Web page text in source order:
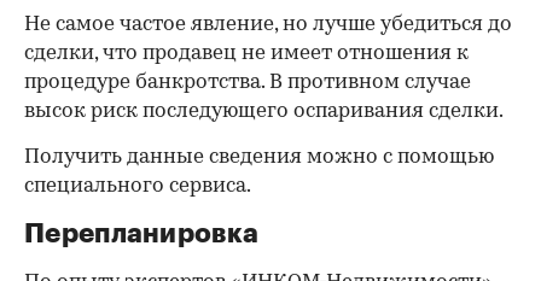
Не самое частое явление, но лучше убедиться до
сделки, что продавец не имеет отношения к
процедуре банкротства. В противном случае
высок риск последующего оспаривания сделки.
Получить данные сведения можно с помощью
специального сервиса.
Перепланировка